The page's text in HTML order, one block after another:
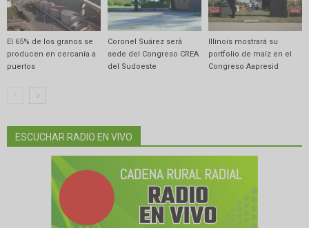
El 65% de los granos se
producen en cercanía a
puertos
Coronel Suárez será
sede del Congreso CREA
del Sudoeste
Illinois mostrará su
portfolio de maíz en el
Congreso Aapresid
ESCUCHAR RADIO EN VIVO